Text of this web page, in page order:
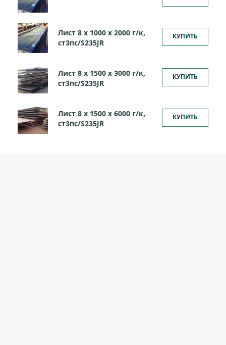
Лист 8 х 1000 х 2000 г/к,
ст3пс/S235JR
КУПИТЬ
Лист 8 х 1500 х 3000 г/к,
ст3пс/S235JR
КУПИТЬ
Лист 8 х 1500 х 6000 г/к,
ст3пс/S235JR
КУПИТЬ